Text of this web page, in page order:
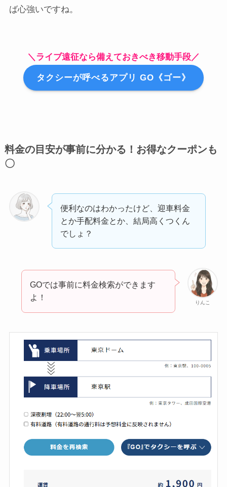
ば心強いですね。
＼ライブ遠征なら備えておきべき移動手段／
タクシーが呼べるアプリ GO《ゴー》
料金の目安が事前に分かる！お得なクーポンも
〇
便利なのはわかったけど、迎車料金
とか手配料金とか、結局高くつくん
でしょ？
りんこ
GOでは事前に料金検索ができます
よ！